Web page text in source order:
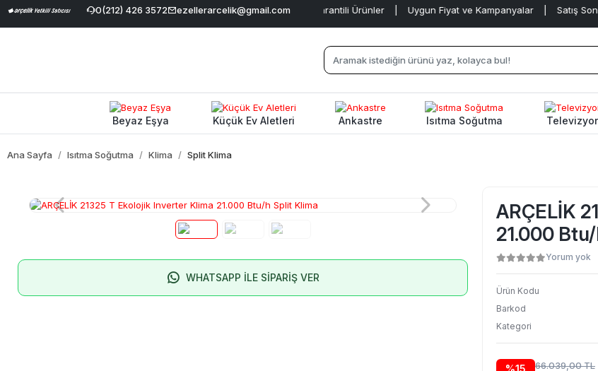
0(212) 426 3572 ezellerarcelik@gmail.com
İndirimi Geniş Ürün Yelpazesi | %100 Orijinal ve Garantili Ürünler | Uygun Fiyat ve Kampanyalar | Satış Sonrası
Beyaz Eşya Küçük Ev Aletleri Ankastre Isıtma Soğutma
Ana Sayfa Isıtma Soğutma Klima Split Klima
WHATSAPP İLE SİPARİŞ VER
ARÇELİK
21.000
Yorum yok
Ürün Kodu
Barkod
Kategori
66.039,00 TL